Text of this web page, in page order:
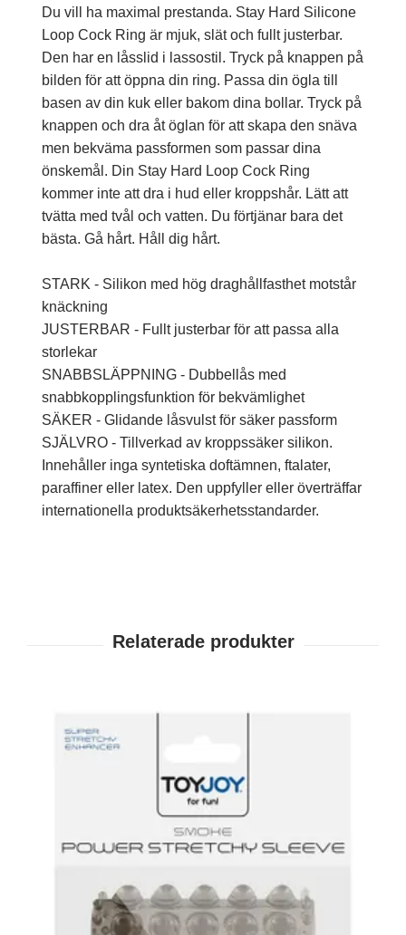
Du vill ha maximal prestanda. Stay Hard Silicone
Loop Cock Ring är mjuk, slät och fullt justerbar.
Den har en låsslid i lassostil. Tryck på knappen på
bilden för att öppna din ring. Passa din ögla till
basen av din kuk eller bakom dina bollar. Tryck på
knappen och dra åt öglan för att skapa den snäva
men bekväma passformen som passar dina
önskemål. Din Stay Hard Loop Cock Ring
kommer inte att dra i hud eller kroppshår. Lätt att
tvätta med tvål och vatten. Du förtjänar bara det
bästa. Gå hårt. Håll dig hårt.
STARK - Silikon med hög draghållfasthet motstår
knäckning
JUSTERBAR - Fullt justerbar för att passa alla
storlekar
SNABBSLÄPPNING - Dubbellås med
snabbkopplingsfunktion för bekvämlighet
SÄKER - Glidande låsvulst för säker passform
SJÄLVRO - Tillverkad av kroppssäker silikon.
Innehåller inga syntetiska doftämnen, ftalater,
paraffiner eller latex. Den uppfyller eller överträffar
internationella produktsäkerhetsstandarder.